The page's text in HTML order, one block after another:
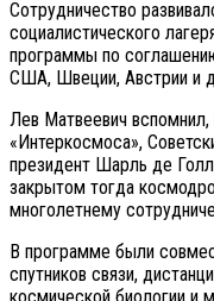
Сотрудничество
социалистического
программы по
США, Швеции, Австрии и
Лев Матвеевич вспомнил,
«Интеркосмоса»,
президент Шарль де
закрытом тогда
многолетнему
В программе были
спутников связи,